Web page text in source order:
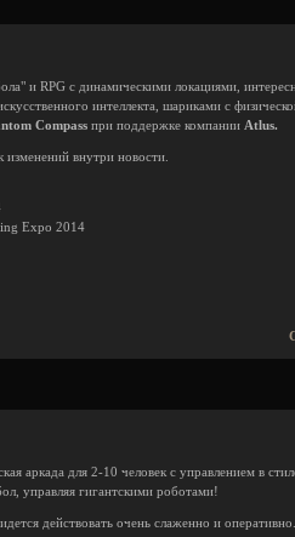
и RPG с динамическими локациями,
интеллекта, шариками с
Compass при поддержке компании Atlus.
изменений внутри новости.
Expo 2014
аркада для 2-10 человек с управлением в
управляя гигантскими роботами!
действовать очень слаженно и оперативно.